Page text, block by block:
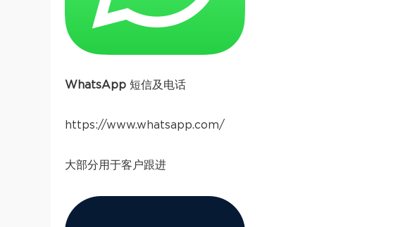
WhatsApp 短信及电话
https://www.whatsapp.com/
大部分用于客户跟进